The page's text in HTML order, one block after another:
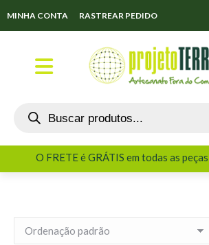
MINHA CONTA RASTREAR PEDIDO
O FRETE é GRÁTIS em todas as
O FRETE é GRÁTIS em todas as